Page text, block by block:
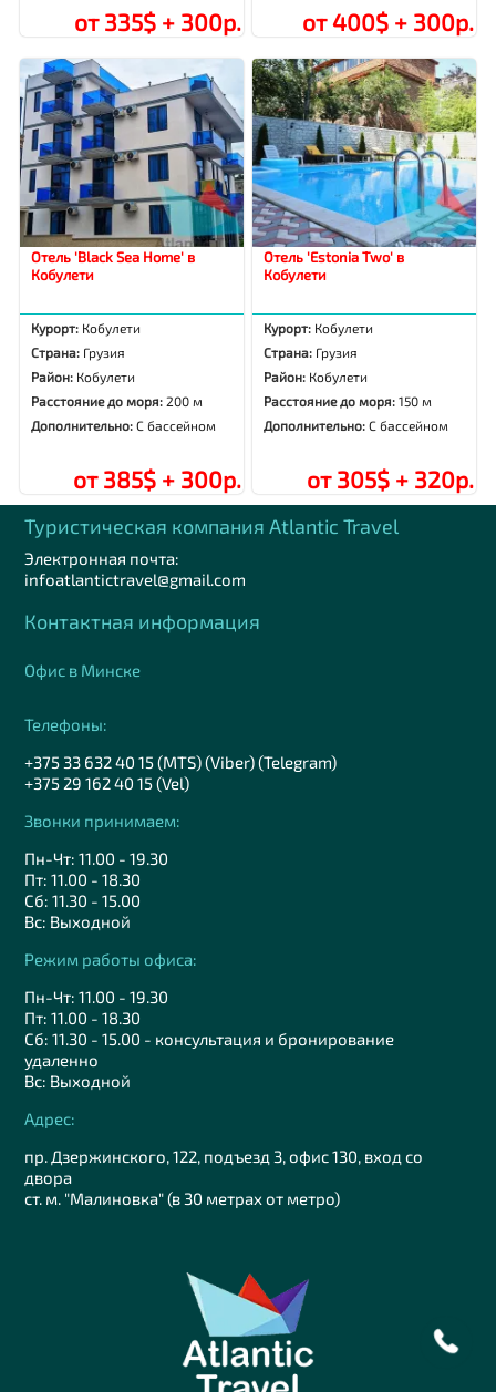
от 335$ + 300р. от 400$ + 300р.
Отель 'Black Sea Home' в
Кобулети
Курорт: Кобулети
Страна: Грузия
Район: Кобулети
Расстояние до моря:200 м
Дополнительно:С бассейном
от 385$ + 300р.
Отель 'Estonia Two' в
Кобулети
Курорт: Кобулети
Страна: Грузия
Район: Кобулети
Расстояние до моря:150 м
Дополнительно:С бассейном
от 305$ + 320р.
Туристическая компания Аtlantic Travel
Электронная почта:
infoatlantictravel@gmail.com
Контактная информация
Офис в Минске
Телефоны:
+375 33 632 40 15 (MTS) (Viber) (Telegram)
+375 29 162 40 15 (Vel)
Звонки принимаем:
Пн-Чт: 11.00 - 19.30
Пт: 11.00 - 18.30
Сб: 11.30 - 15.00
Вс: Выходной
Режим работы офиса:
Пн-Чт: 11.00 - 19.30
Пт: 11.00 - 18.30
Сб: 11.30 - 15.00 - консультация и бронирование
удаленно
Вс: Выходной
Адрес:
пр. Дзержинского, 122, подъезд 3, офис 130, вход со
двора
ст. м. "Малиновка" (в 30 метрах от метро)